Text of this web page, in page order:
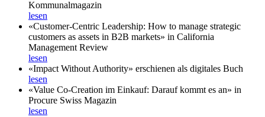
Kommunalmagazin
lesen
«Customer-Centric Leadership: How to manage strategic
customers as assets in B2B markets» in California
Management Review
lesen
«Impact Without Authority» erschienen als digitales Buch
lesen
«Value Co-Creation im Einkauf: Darauf kommt es an» in
Procure Swiss Magazin
lesen